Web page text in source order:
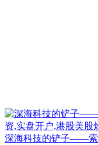
深海科技的铲子——索